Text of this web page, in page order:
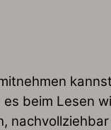
beim Lesen